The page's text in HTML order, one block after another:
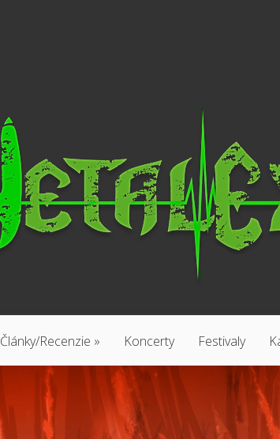
Články/Recenzie » Koncerty Festivaly